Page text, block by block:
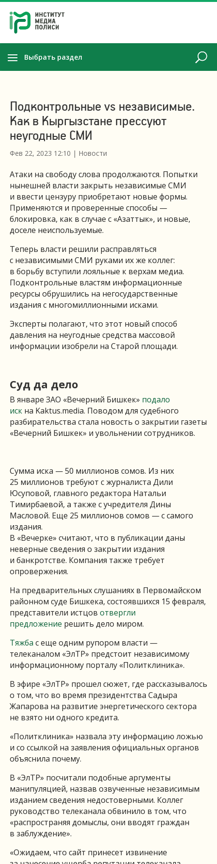
Выбрать раздел
Подконтрольные vs независимые.
Как в Кыргызстане прессуют
неугодные СМИ
Фев 22, 2023 12:10 | Новости
Атаки на свободу слова продолжаются. Попытки
нынешней власти закрыть независимые СМИ
и ввести цензуру приобретают новые формы.
Применяются и проверенные способы —
блокировка, как в случае с «Азаттык», и новые,
доселе неиспользуемые.
Теперь власти решили расправляться
с независимыми СМИ руками их же коллег:
в борьбу вступили лояльные к верхам медиа.
Подконтрольные властям информационные
ресурсы обрушились на негосударственные
издания с многомиллионными исками.
Эксперты полагают, что этот новый способ
давления на неугодные средства массовой
информации изобрели на Старой площади.
Суд да дело
В январе ЗАО «Вечерний Бишкек» подало
иск на Kaktus.media. Поводом для судебного
разбирательства стала новость о закрытии газеты
«Вечерний Бишкек» и увольнении сотрудников.
Сумма иска — 50 миллионов сомов. Из них
25 миллионов требуют с журналиста Дили
Юсуповой, главного редактора Натальи
Тимирбаевой, а также с учредителя Дины
Масловой. Еще 25 миллионов сомов — с самого
издания.
В «Вечерке» считают, что в публикации даны
неверные сведения о закрытии издания
и банкротстве. Компания также требует
опровержения.
На предварительных слушаниях в Первомайском
районном суде Бишкека, состоявшихся 15 февраля,
представители истцов отвергли
предложение решить дело миром.
Тяжба с еще одним рупором власти —
телеканалом «ЭлТР» предстоит независимому
информационному порталу «Политклиника».
В эфире «ЭлТР» прошел сюжет, где рассказывалось
о том, что во время президентства Садыра
Жапарова на развитие энергетического сектора
не взято ни одного кредита.
«Политклиника» назвала эту информацию ложью
и со ссылкой на заявления официальных органов
объяснила почему.
В «ЭлТР» посчитали подобные аргументы
манипуляцией, назвав озвученные независимым
изданием сведения недостоверными. Коллег
руководство телеканала обвинило в том, что
«распространяя домыслы, они вводят граждан
в заблуждение».
«Ожидаем, что сайт принесет извинение